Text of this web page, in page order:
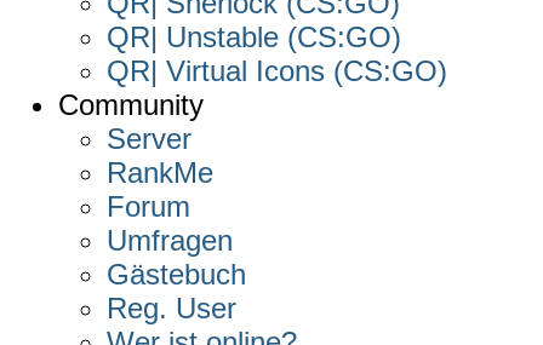
QR| Unstable (CS:GO)
QR| Virtual Icons (CS:GO)
Community
Server
RankMe
Forum
Umfragen
Gästebuch
Reg. User